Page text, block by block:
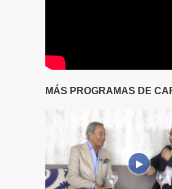
MÁS PROGRAMAS DE